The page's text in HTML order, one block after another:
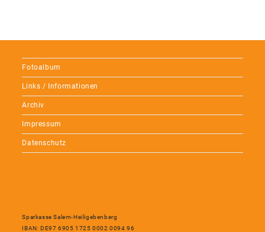
Fotoalbum
Links / Informationen
Archiv
Impressum
Datenschutz
Sparkasse Salem-Heiligebenberg
IBAN: DE97 6905 1725 0002 0094 96